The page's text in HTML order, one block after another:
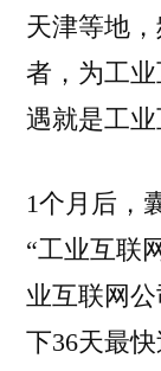
天津等地
者，为工
遇就是工业
1个月后，
“工业互联
业互联网
下36天最